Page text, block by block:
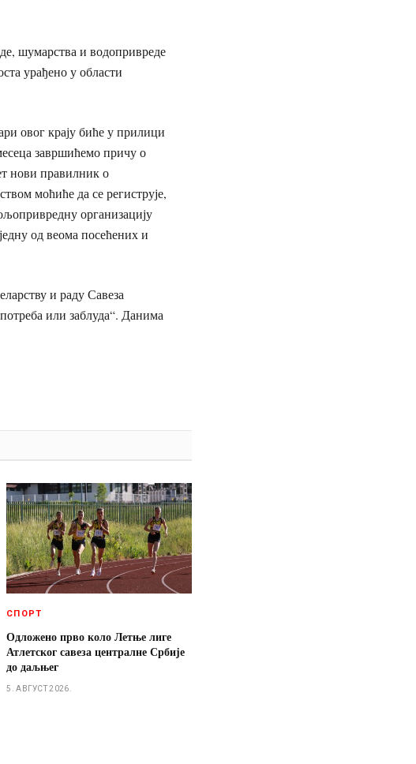
шумарства и водопривреде
урађено у области
овог крају биће у прилици
завршићемо причу о
нови правилник о
моћиће да се региструје,
организацију
од веома посећених и
и раду Савеза
или заблуда“. Данима
СПОРТ
Одложено прво коло Летње лиге
Атлетског савеза централне Србије
до даљњег
5. АВГУСТ 2026.